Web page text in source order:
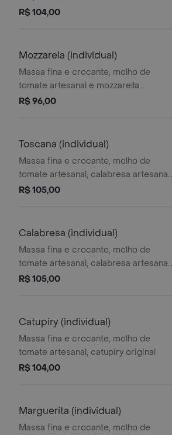
casa e grana padano
R$ 104,00
Mozzarela (individual)
Massa fina e crocante, molho de
tomate artesanal e mozzarella
derretida
R$ 96,00
Toscana (individual)
Massa fina e crocante, molho de
tomate artesanal, calabresa artesanal
moída e mozzarella
R$ 105,00
Calabresa (individual)
Massa fina e crocante, molho de
tomate artesanal, calabresa artesanal,
cebola e azeitonas pretas.
R$ 105,00
Catupiry (individual)
Massa fina e crocante, molho de
tomate artesanal, catupiry original
R$ 104,00
Marguerita (individual)
Massa fina e crocante, molho de